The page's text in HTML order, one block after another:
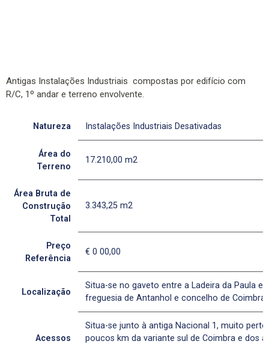
Antigas Instalações Industriais compostas por edifício com
R/C, 1º andar e terreno envolvente.
Natureza Instalações Industriais Desativadas
Área do
Terreno
17.210,00 m2
Área Bruta de
Construção
Total
3.343,25 m2
Preço
Referência
€ 0 00,00
Localização
Situa-se no gaveto entre a Ladeira da Paula e
freguesia de Antanhol e concelho de Coimbra.
Acessos
Situa-se junto à antiga Nacional 1, muito perto
poucos km da variante sul de Coimbra e dos